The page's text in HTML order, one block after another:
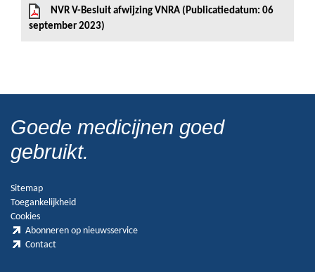
NVR V-Besluit afwijzing VNRA (Publicatiedatum: 06
september 2023)
Goede medicijnen goed
gebruikt.
Sitemap
Toegankelijkheid
Cookies
Abonneren op nieuwsservice
Contact